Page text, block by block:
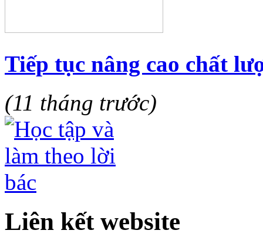
Tiếp tục nâng cao chất
(11 tháng trước)
Liên kết website